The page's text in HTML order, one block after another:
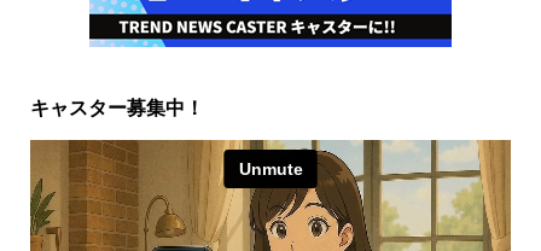
キャスター募集中！